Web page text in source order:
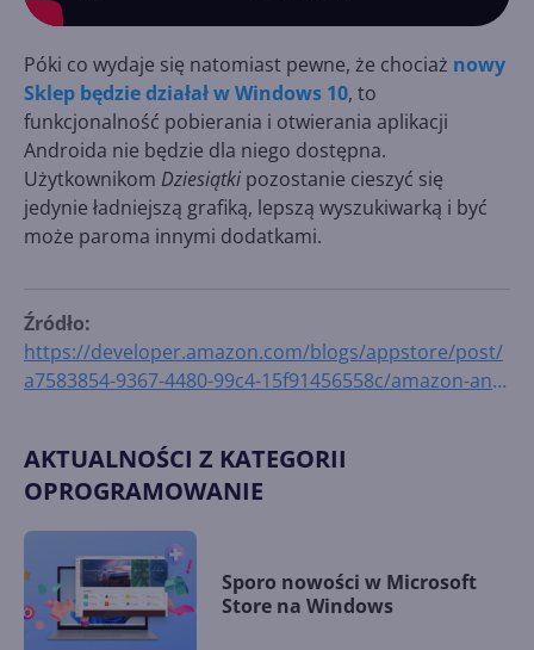
Póki co wydaje się natomiast pewne, że chociaż nowy
Sklep będzie działał w Windows 10, to
funkcjonalność pobierania i otwierania aplikacji
Androida nie będzie dla niego dostępna.
Użytkownikom Dziesiątki pozostanie cieszyć się
jedynie ładniejszą grafiką, lepszą wyszukiwarką i być
może paroma innymi dodatkami.
Źródło:
https://developer.amazon.com/blogs/appstore/post/
a7583854-9367-4480-99c4-15f91456558c/amazon-and-
appstore
AKTUALNOŚCI Z KATEGORII
OPROGRAMOWANIE
Sporo nowości w Microsoft
Store na Windows